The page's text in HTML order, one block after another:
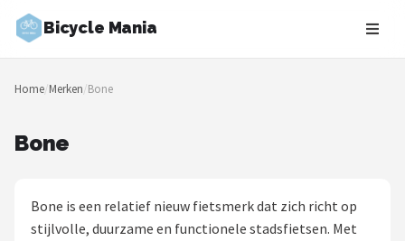
Bicycle Mania
Zoeken
NAVIGATIE
Blog
Home/Merken/Bone
Bone
Bone is een relatief nieuw fietsmerk dat zich richt op
stijlvolle, duurzame en functionele stadsfietsen. Met